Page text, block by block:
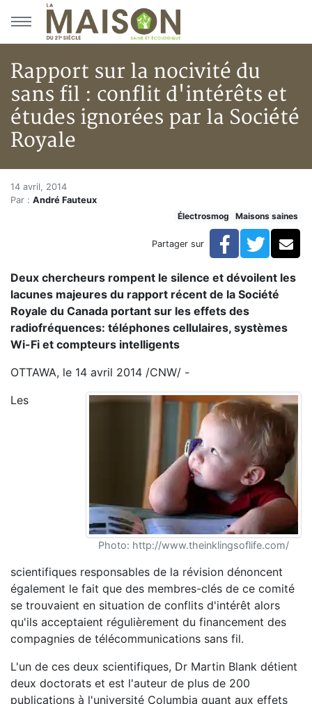
Aller au menu principal
Aller au contenu principal
Rapport sur la nocivité du
sans fil : conflit d'intérêts et
études ignorées par la Société
Royale
Accueil
Articles
Hypersensibilités environnementales
Rapport sur la nocivité du sans fil : conflit d'intérêts
Rapport sur la nocivité du
14 avril, 2014
Par : André Fauteux
Électrosmog
Maisons saines
Partager sur Facebook
Deux chercheurs rompent le silence et dévoilent les
lacunes majeures du rapport récent de la Société
Royale du Canada portant sur les effets des
radiofréquences: téléphones cellulaires, systèmes
Wi-Fi et compteurs intelligents
OTTAWA, le 14 avril 2014 /CNW/ -
Photo: http://www.theinklingsoflife.com/
Les
scientifiques responsables de la révision dénoncent
également le fait que des membres-clés de ce comité
se trouvaient en situation de conflits d'intérêt alors
qu'ils acceptaient régulièrement du financement des
compagnies de télécommunications sans fil.
L'un de ces deux scientifiques, Dr Martin Blank détient
deux doctorats et est l'auteur de plus de 200
publications à l'université Columbia quant aux effets